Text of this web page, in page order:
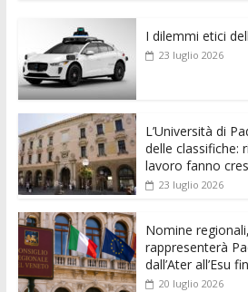
e
b
o
o
k
itt
er
ai
l s
p
ss
e
er
I dilemmi etici
23 luglio 2026
L’Università di
delle classifiche:
lavoro fanno
23 luglio 2026
Nomine
rappresenterà
dall’Ater all’Esu
20 luglio 2026